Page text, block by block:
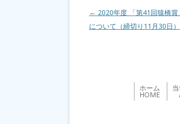
投稿ナビゲーション
← 2020年度 「第41回猿橋
について（締切り11月30日）
ホーム
HOME